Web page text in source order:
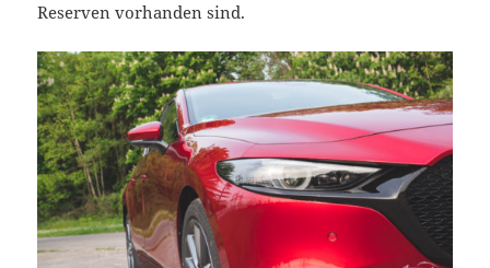
Reserven vorhanden sind.